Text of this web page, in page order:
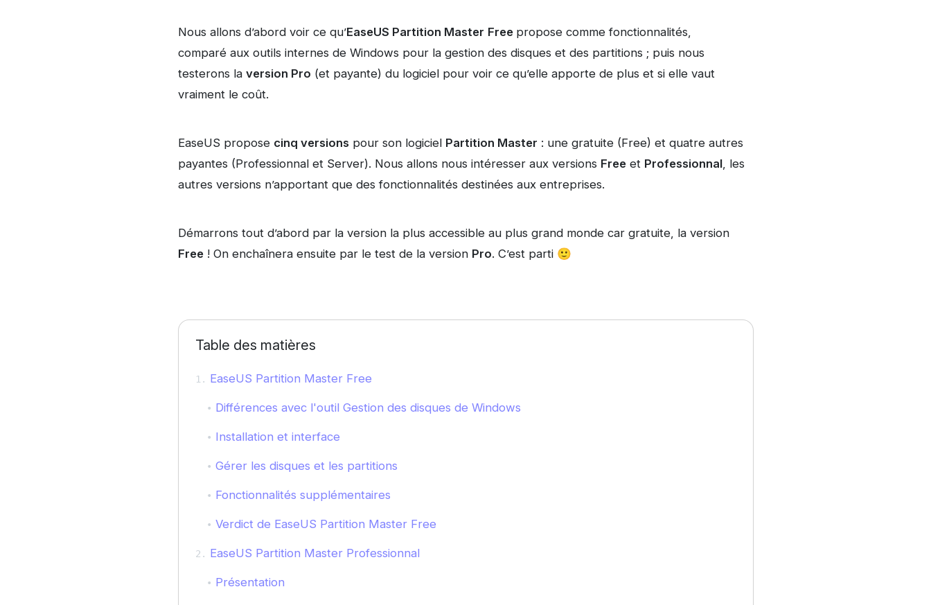
Nous allons d’abord voir ce qu’EaseUS Partition Master Free propose comme fonctionnalités,
comparé aux outils internes de Windows pour la gestion des disques et des partitions ; puis nous
testerons la version Pro (et payante) du logiciel pour voir ce qu’elle apporte de plus et si elle vaut
vraiment le coût.
EaseUS propose cinq versionspour son logiciel Partition Master : une gratuite (Free) et quatre autres
payantes (Professionnal et Server). Nous allons nous intéresser aux versions Freeet Professionnal, les
autres versions n’apportant que des fonctionnalités destinées aux entreprises.
Démarrons tout d’abord par la version la plus accessible au plus grand monde car gratuite, la version
Free! On enchaînera ensuite par le test de la version Pro. C’est parti 🙂
Table des matières
EaseUS Partition Master Free
Différences avec l'outil Gestion des disques de Windows
Installation et interface
Gérer les disques et les partitions
Fonctionnalités supplémentaires
Verdict de EaseUS Partition Master Free
EaseUS Partition Master Professionnal
Présentation